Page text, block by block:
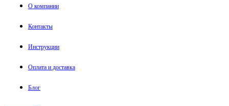
О компании
Контакты
Инструкции
Оплата и доставка
Блог